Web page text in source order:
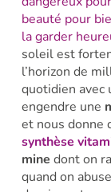
beauté pour
la garder
soleil est
l’horizon de
quotidien avec
engendre une
et nous donne
synthèse
mine dont on
quand on